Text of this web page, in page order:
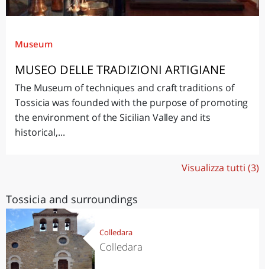
Museum
MUSEO DELLE TRADIZIONI ARTIGIANE
The Museum of techniques and craft traditions of
Tossicia was founded with the purpose of promoting
the environment of the Sicilian Valley and its
historical,...
Visualizza tutti (3)
Tossicia and surroundings
Colledara
Colledara